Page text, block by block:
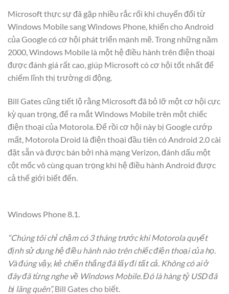
Microsoft thực sự đã gặp nhiều rắc rối khi chuyển đổi từ
Windows Mobile sang Windows Phone, khiến cho Android
của Google có cơ hội phát triển mạnh mẽ. Trong những năm
2000, Windows Mobile là một hệ điều hành trên điện thoại
được đánh giá rất cao, giúp Microsoft có cơ hội tốt nhất để
chiếm lĩnh thị trường di động.
Bill Gates cũng tiết lộ rằng Microsoft đã bỏ lỡ một cơ hội cực
kỳ quan trọng, để ra mắt Windows Mobile trên một chiếc
điện thoại của Motorola. Để rồi cơ hội này bị Google cướp
mất, Motorola Droid là điện thoại đầu tiên có Android 2.0 cài
đặt sẵn và được bán bởi nhà mạng Verizon, đánh dấu một
cột mốc vô cùng quan trọng khi hệ điều hành Android được
cả thế giới biết đến.
Windows Phone 8.1.
“Chúng tôi chỉ chậm có 3 tháng trước khi Motorola quyết
định sử dụng hệ điều hành nào trên chiếc điện thoại của họ.
Và đúng vậy, kẻ chiến thắng đã lấy đi tất cả. Không có ai ở
đây đã từng nghe về Windows Mobile. Đó là hàng tỷ USD đã
bị lãng quên”,Bill Gates cho biết.